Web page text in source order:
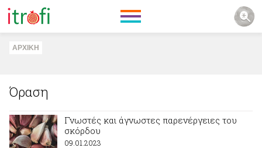
ΑΡΧΙΚΗ
Όραση
Γνωστές και άγνωστες παρενέργειες του
σκόρδου
09.01.2023